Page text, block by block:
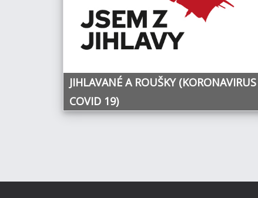
JIHLAVANÉ A ROUŠKY
COVID 19)